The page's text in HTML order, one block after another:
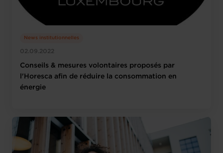
02.09.2022
News institutionnelles
Conseils & mesures volontaires proposés par
l'Horesca afin de réduire la consommation en
énergie